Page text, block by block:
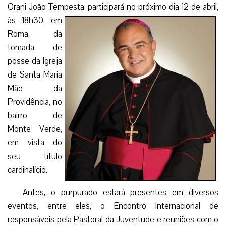
Orani João Tempesta,participará no próximo dia 12 de abril,
às 18h30, em
Roma, da
tomada de
posse da Igreja
de Santa Maria
Mãe da
Providência, no
bairro de
Monte Verde,
em vista do
seu título
cardinalício.
Antes, o purpurado estará presentes em diversos
eventos, entre eles, o Encontro Internacional de
responsáveis pela Pastoral da Juventude e reuniões com o